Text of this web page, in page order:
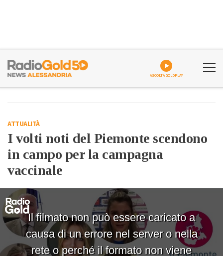
ASCOLTA GOLDPLAY
ATTUALITÀ
I volti noti del Piemonte scendono
in campo per la campagna
vaccinale